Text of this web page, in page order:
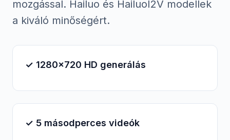
mozgással. Hailuo és HailuoI2V modellek
a kiváló minőségért.
✓ 1280x720 HD generálás
✓ 5 másodperces videók